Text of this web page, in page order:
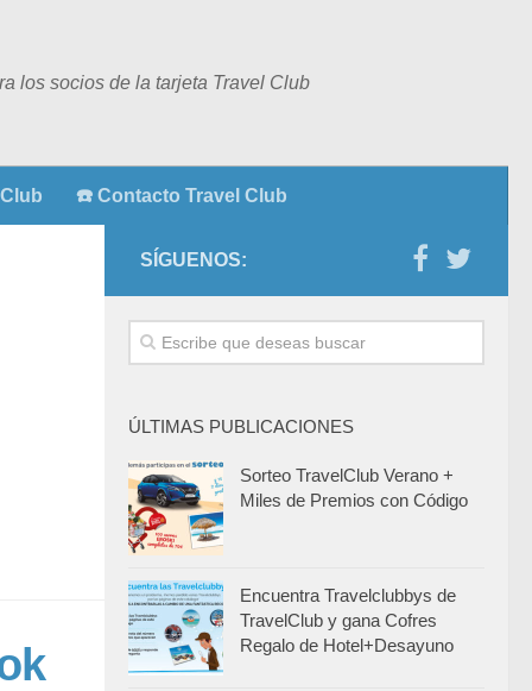
los socios de la tarjeta Travel Club
☎️ Contacto Travel Club
SÍGUENOS:
ÚLTIMAS PUBLICACIONES
Sorteo TravelClub Verano +
Miles de Premios con Código
Encuentra Travelclubbys de
TravelClub y gana Cofres
Regalo de Hotel+Desayuno